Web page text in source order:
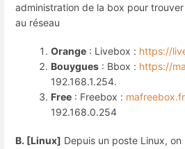
administration de la box pour
au réseau
Orange : Livebox : https://
Bouygues : Bbox : https://
192.168.1.254.
Free : Freebox :
192.168.0.254
B. [Linux] Depuis un poste Linux,